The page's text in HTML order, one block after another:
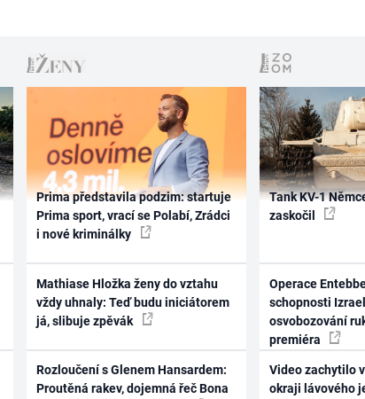
Prima představila podzim: startuje
Prima sport, vrací se Polabí, Zrádci
i nové kriminálky
Mathiase Hložka ženy do vztahu
vždy uhnaly: Teď budu iniciátorem
já, slibuje zpěvák
Rozloučení s Glenem Hansardem:
Proutěná rakev, dojemná řeč Bona
Tank KV-1
zaskočil
Operace
schopnosti
osvobozování
premiéra
Video zachytilo
okraji lávového